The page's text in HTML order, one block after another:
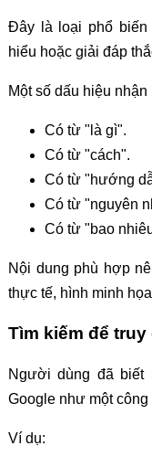
Đây là loại phổ biến
hiểu hoặc giải đáp
Một số dấu hiệu nhận
Có từ "là gì".
Có từ "cách".
Có từ "hướng
Có từ "nguyên
Có từ "bao
Nội dung phù hợp
thực tế, hình minh
Tìm kiếm để truy
Người dùng đã biết
Google như một
Ví dụ: